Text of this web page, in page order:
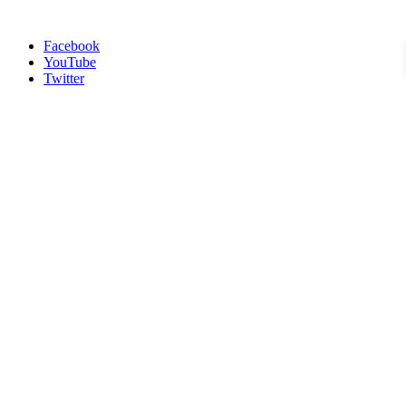
Facebook
YouTube
Twitter